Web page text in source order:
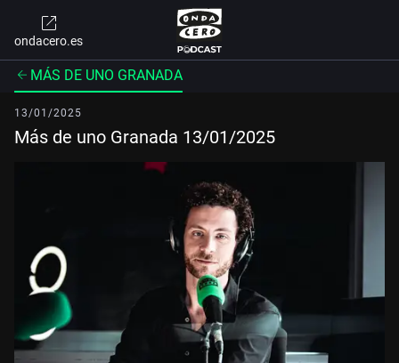
ondacero.es
MÁS DE UNO GRANADA
13/01/2025
Más de uno Granada 13/01/2025